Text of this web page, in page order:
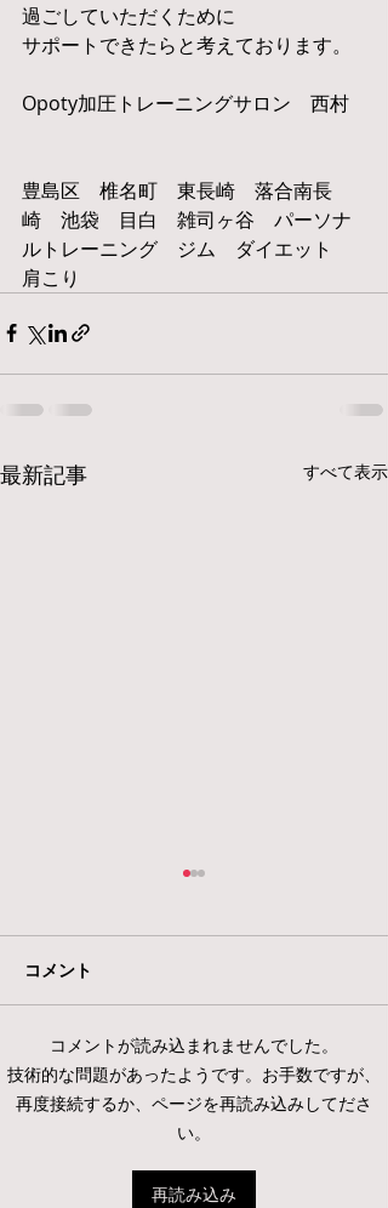
過ごしていただくために
サポートできたらと考えております。
Opoty加圧トレーニングサロン　西村
豊島区　椎名町　東長崎　落合南長
崎　池袋　目白　雑司ヶ谷　パーソナ
ルトレーニング　ジム　ダイエット
肩こり
最新記事 すべて表示
【肩こりでお悩みのあな
たへ】
コメント
コメントが読み込まれませんでした。
技術的な問題があったようです。お手数ですが、
再度接続するか、ページを再読み込みしてださ
い。
再読み込み